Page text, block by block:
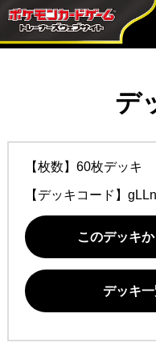
デ
【枚数】60枚デッキ
【デッキコード】
このデッキ
デッキ